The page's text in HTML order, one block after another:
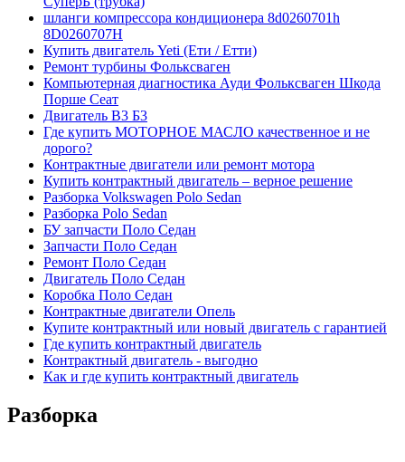
шланги компрессора кондиционера 8d0260701h
8D0260707H
Купить двигатель Yeti (Ети / Етти)
Ремонт турбины Фольксваген
Компьютерная диагностика Ауди Фольксваген Шкода
Порше Сеат
Двигатель В3 Б3
Где купить МОТОРНОЕ МАСЛО качественное и не
дорого?
Контрактные двигатели или ремонт мотора
Купить контрактный двигатель – верное решение
Разборка Volkswagen Polo Sedan
Разборка Polo Sedan
БУ запчасти Поло Седан
Запчасти Поло Седан
Ремонт Поло Седан
Двигатель Поло Седан
Коробка Поло Седан
Контрактные двигатели Опель
Купите контрактный или новый двигатель с гарантией
Где купить контрактный двигатель
Контрактный двигатель - выгодно
Как и где купить контрактный двигатель
Разборка